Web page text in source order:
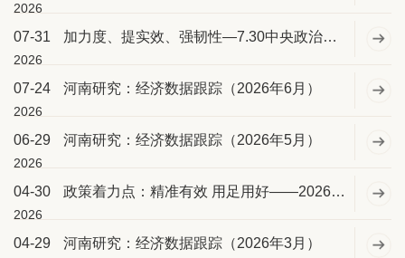
2026
07-31
2026
加力度、提实效、强韧性—7.30中央政治局会议精神学习
07-24
2026
河南研究：经济数据跟踪（2026年6月）
06-29
2026
河南研究：经济数据跟踪（2026年5月）
04-30
2026
政策着力点：精准有效 用足用好——2026年4月中央政治会议要点解析
04-29 河南研究：经济数据跟踪（2026年3月）